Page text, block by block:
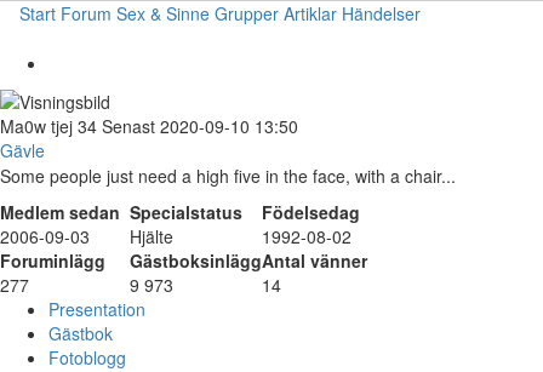
Start Forum Sex & Sinne Grupper Artiklar Händelser
Ma0w tjej 34 Senast 2020-09-10 13:50
Gävle
Some people just need a high five in the face, with a chair...
Medlem sedan Specialstatus
Födelsedag
2006-09-03
Hjälte
1992-08-02
Foruminlägg
GästboksinläggAntal vänner
277
9 973
14
Presentation
Gästbok
Fotoblogg